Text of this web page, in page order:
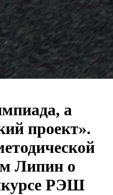
а
проект».
Липин о
РЭШ